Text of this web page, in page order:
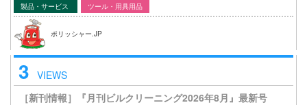
製品・サービス ツール・用具用品
ポリッシャー.JP
3 VIEWS
［新刊情報］『月刊ビルクリーニング2026年8月』最新号